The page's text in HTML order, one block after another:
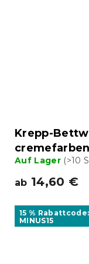
Krepp-
cremefarben
Auf Lager (>10
ab 14,60 €
15 % Rabattcode:
MINUS15